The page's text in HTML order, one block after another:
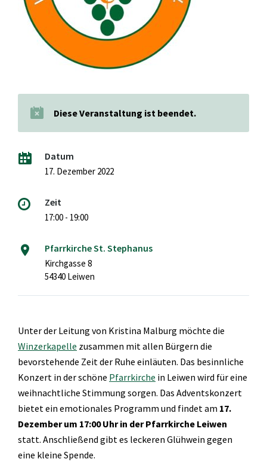
Diese Veranstaltung ist beendet.
Datum
17. Dezember 2022
Zeit
17:00 - 19:00
Pfarrkirche St. Stephanus
Kirchgasse 8
54340 Leiwen
Unter der Leitung von Kristina Malburg möchte die
Winzerkapelle zusammen mit allen Bürgern die
bevorstehende Zeit der Ruhe einläuten. Das besinnliche
Konzert in der schöne Pfarrkirche in Leiwen wird für eine
weihnachtliche Stimmung sorgen. Das Adventskonzert
bietet ein emotionales Programm und findet am 17.
Dezember um 17:00 Uhr in der Pfarrkirche Leiwen
statt. Anschließend gibt es leckeren Glühwein gegen
eine kleine Spende.